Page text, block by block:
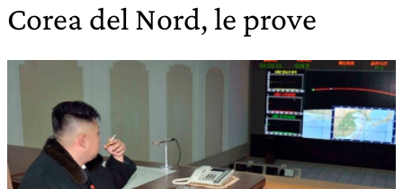
Corea del Nord, le prove